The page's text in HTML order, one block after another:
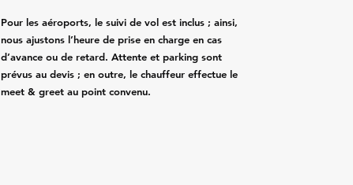
Pour les aéroports, le suivi de vol est inclus ; ainsi,
nous ajustons l’heure de prise en charge en cas
d’avance ou de retard. Attente et parking sont
prévus au devis ; en outre, le chauffeur effectue le
meet & greet au point convenu.